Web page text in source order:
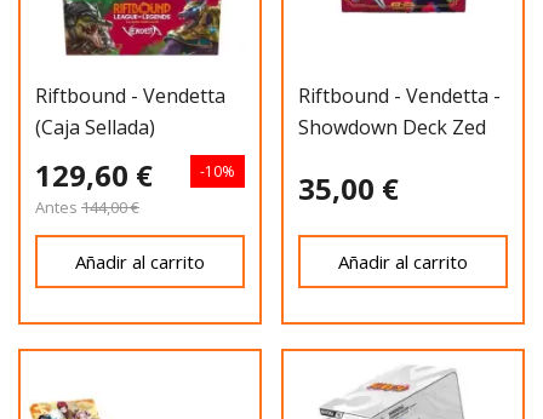
Riftbound - Vendetta
(caja Sellada)
129,60 €
Antes 144,00 €
-10%
Añadir al carrito
Riftbound - Vendetta -
Showdown Deck Zed
35,00 €
Añadir al carrito